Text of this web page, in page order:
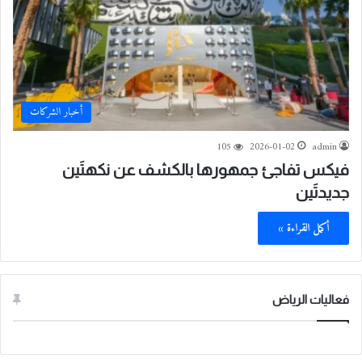
أخبار الشركات
admin
2026-01-02
105
فيكس تفاجئ جمهورها بالكشف عن نكهتَين
جديدتَين
أكمل القراءة »
فعاليات الرياض